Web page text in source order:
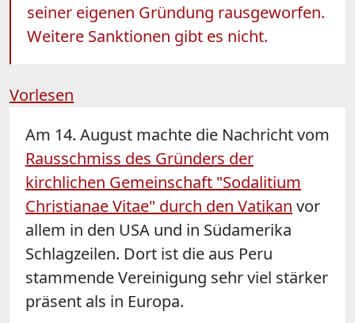
seiner eigenen Gründung rausgeworfen.
Weitere Sanktionen gibt es nicht.
Vorlesen
Am 14. August machte die Nachricht vom
Rausschmiss des Gründers der
kirchlichen Gemeinschaft "Sodalitium
Christianae Vitae" durch den Vatikan vor
allem in den USA und in Südamerika
Schlagzeilen. Dort ist die aus Peru
stammende Vereinigung sehr viel stärker
präsent als in Europa.